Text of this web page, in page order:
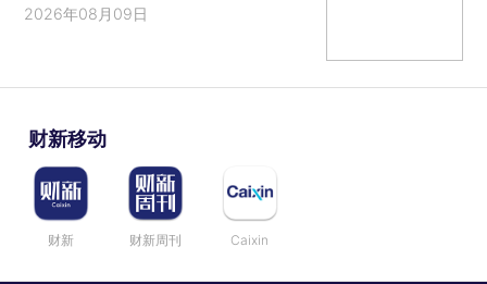
2026年08月09日
财新移动
财新 财新周刊 Caixin